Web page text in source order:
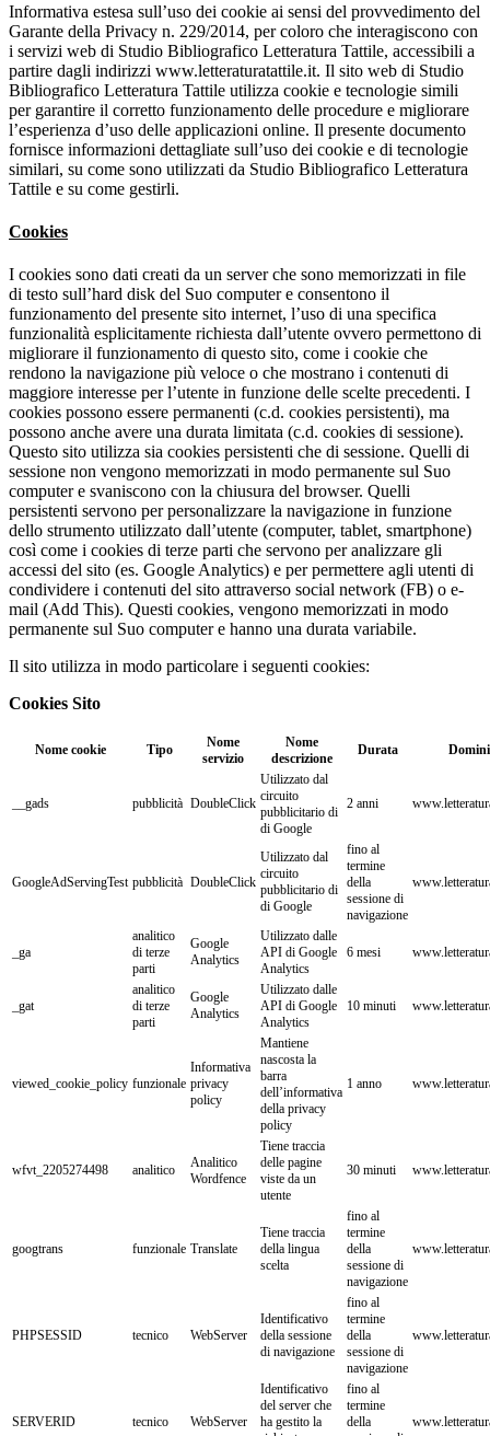
Informativa estesa sull’uso dei cookie ai sensi del provvedimento del
Garante della Privacy n. 229/2014, per coloro che interagiscono con
i servizi web di Studio Bibliografico Letteratura Tattile, accessibili a
partire dagli indirizzi www.letteraturatattile.it. Il sito web di Studio
Bibliografico Letteratura Tattile utilizza cookie e tecnologie simili
per garantire il corretto funzionamento delle procedure e migliorare
l’esperienza d’uso delle applicazioni online. Il presente documento
fornisce informazioni dettagliate sull’uso dei cookie e di tecnologie
similari, su come sono utilizzati da Studio Bibliografico Letteratura
Tattile e su come gestirli.
Cookies
I cookies sono dati creati da un server che sono memorizzati in file
di testo sull’hard disk del Suo computer e consentono il
funzionamento del presente sito internet, l’uso di una specifica
funzionalità esplicitamente richiesta dall’utente ovvero permettono di
migliorare il funzionamento di questo sito, come i cookie che
rendono la navigazione più veloce o che mostrano i contenuti di
maggiore interesse per l’utente in funzione delle scelte precedenti. I
cookies possono essere permanenti (c.d. cookies persistenti), ma
possono anche avere una durata limitata (c.d. cookies di sessione).
Questo sito utilizza sia cookies persistenti che di sessione. Quelli di
sessione non vengono memorizzati in modo permanente sul Suo
computer e svaniscono con la chiusura del browser. Quelli
persistenti servono per personalizzare la navigazione in funzione
dello strumento utilizzato dall’utente (computer, tablet, smartphone)
così come i cookies di terze parti che servono per analizzare gli
accessi del sito (es. Google Analytics) e per permettere agli utenti di
condividere i contenuti del sito attraverso social network (FB) o e-
mail (Add This). Questi cookies, vengono memorizzati in modo
permanente sul Suo computer e hanno una durata variabile.
Il sito utilizza in modo particolare i seguenti cookies:
Cookies Sito
Nome cookie Tipo
Nome
servizio
Nome
descrizione
Durata
__gads pubblicità DoubleClick
Utilizzato dal
circuito
pubblicitario di
di Google
2 anni
GoogleAdServingTest pubblicità DoubleClick
Utilizzato dal
circuito
pubblicitario di
di Google
fino al
termine
della
sessione di
navigazione
_ga
analitico
di terze
parti
Google
Analytics
Utilizzato dalle
API di Google
Analytics
6 mesi
_gat
analitico
di terze
parti
Google
Analytics
Utilizzato dalle
API di Google
Analytics
10 minuti
viewed_cookie_policy funzionale
Informativa
privacy
policy
Mantiene
nascosta la
barra
dell’informativa
della privacy
policy
1 anno
wfvt_2205274498 analitico
Analitico
Wordfence
Tiene traccia
delle pagine
viste da un
utente
30 minuti
googtrans funzionale Translate
Tiene traccia
della lingua
scelta
fino al
termine
della
sessione di
navigazione
PHPSESSID tecnico WebServer
Identificativo
della sessione
di navigazione
fino al
termine
della
sessione di
navigazione
SERVERID tecnico WebServer
Identificativo
del server che
ha gestito la
fino al
termine
della